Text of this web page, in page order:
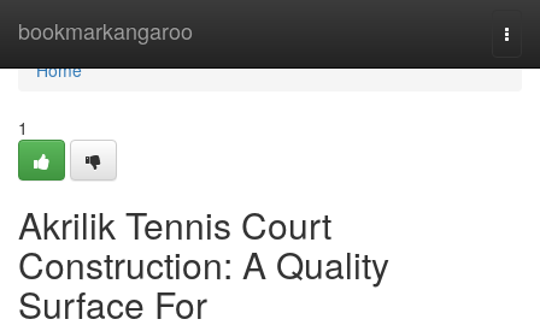
bookmarkangaroo
Home
Home
1
Akrilik Tennis Court
Construction: A Quality
Surface For